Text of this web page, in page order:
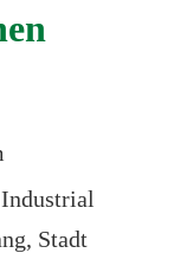
Stadt